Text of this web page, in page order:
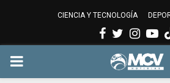
CIENCIA Y TECNOLOGÍA
Facebook
Twitter
PRIMARY